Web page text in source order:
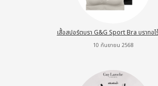
เสื้อสปอร์ตบรา G&G Sport Bra บราทอไ
10 กันยายน 2568